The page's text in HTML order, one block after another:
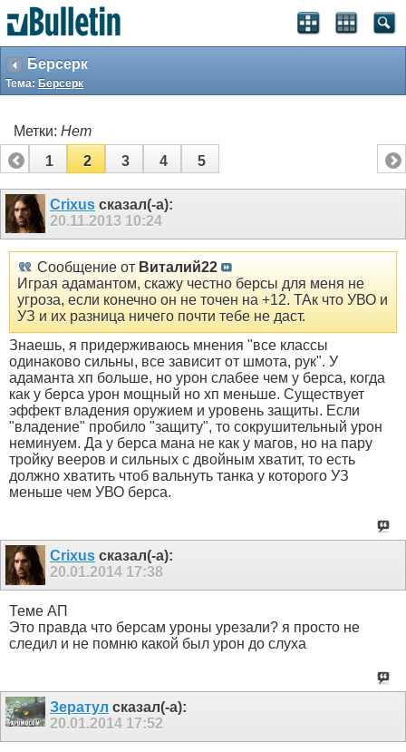
Берсерк
Тема: Берсерк
Метки: Нет
1
2 3 4 5
Crixus сказал(-а):
20.11.2013 10:24
Сообщение от Виталий22
Играя адамантом, скажу честно берсы для меня не
угроза, если конечно он не точен на +12. ТАк что УВО и
УЗ и их разница ничего почти тебе не даст.
Знаешь, я придерживаюсь мнения "все классы
одинаково сильны, все зависит от шмота, рук". У
адаманта хп больше, но урон слабее чем у берса, когда
как у берса урон мощный но хп меньше. Существует
эффект владения оружием и уровень защиты. Если
"владение" пробило "защиту", то сокрушительный урон
неминуем. Да у берса мана не как у магов, но на пару
тройку вееров и сильных с двойным хватит, то есть
должно хватить чтоб вальнуть танка у которого УЗ
меньше чем УВО берса.
Crixus сказал(-а):
20.01.2014 17:38
Теме АП
Это правда что берсам уроны урезали? я просто не
следил и не помню какой был урон до слуха
Зератул сказал(-а):
20.01.2014 17:52